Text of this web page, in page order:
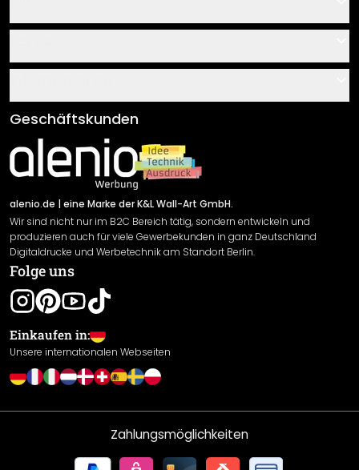
Über uns
Klebe- und Montageanleitungen
Newsletter An-/Abmeldung
Sendungsverfolgung
AGB
Impressum
Versand & Zahlung
Rücksendung
Widerrufsrecht
Datenschutzerklärung
Gewährleistung
Leistungserklärung / CE-Zeichen
Cookie Einstellungen
Geschäftskunden
alenio.de | eine Marke der K&L Wall-Art GmbH.
Wir sind nicht nur im B2C Bereich tätig, sondern entwickeln und
produzieren auch für viele Gewerbekunden in ganz Deutschland
Digitaldrucke und Werbetechnik am Standort Berlin.
Folge uns
Einkaufen in:
Unsere internationalen Webseiten
Zahlungsmöglichkeiten